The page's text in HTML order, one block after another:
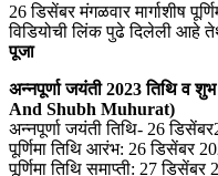
26 डिसेंबर मंगळवार मार्गाशीष
विडियोची लिंक पुढे दिलेली आहे
पूजा
अन्नपूर्णा जयंती 2023 तिथि व
And Shubh Muhurat)
अन्नपूर्णा जयंती तिथि- 26
पूर्णिमा तिथि आरंभ: 26 डिसेंबर
पूर्णिमा तिथि समाप्ती: 27